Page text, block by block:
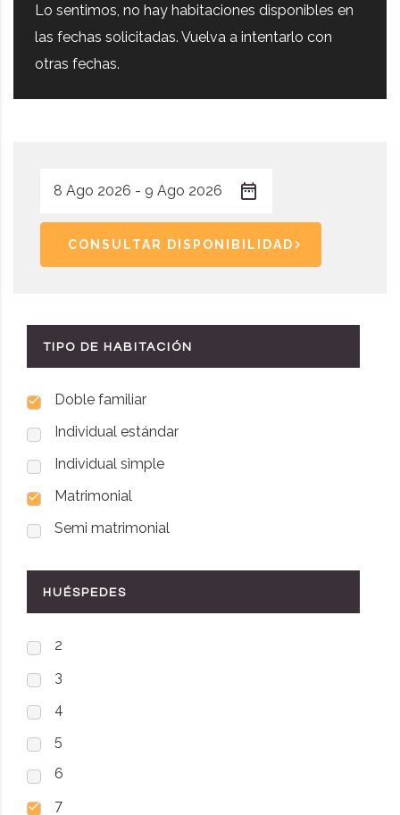
Lo sentimos, no hay habitaciones disponibles en
las fechas solicitadas. Vuelva a intentarlo con
otras fechas.
CONSULTAR DISPONIBILIDAD
TIPO DE HABITACIÓN
Doble familiar
Individual estándar
Individual simple
Matrimonial
Semi matrimonial
HUÉSPEDES
2
3
4
5
6
7